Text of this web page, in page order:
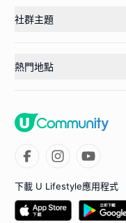
社群主題
熱門地點
下載 U Lifestyle應用程式